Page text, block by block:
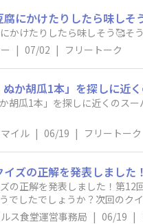
にかけたりしたら味し
かけたりしたら味しそう🥰そ
| 07/02 | フリートーク
か胡瓜1本」を探しに近くのス
イル | 06/19 | フリートーク
ズの正解を発表しました！第
うでしたでしょうか？次回の
ス食堂運営事務局 | 06/19 |